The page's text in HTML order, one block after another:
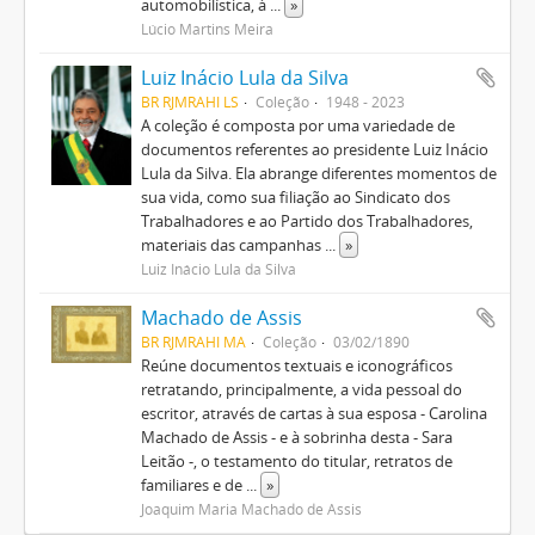
automobilística, à ... »
Lúcio Martins Meira
Luiz Inácio Lula da Silva
BR RJMRAHI LS Coleção 1948 - 2023
A coleção é composta por uma variedade de
documentos referentes ao presidente Luiz Inácio
Lula da Silva. Ela abrange diferentes momentos de
sua vida, como sua filiação ao Sindicato dos
Trabalhadores e ao Partido dos Trabalhadores,
materiais das campanhas ... »
Luiz Inácio Lula da Silva
Machado de Assis
BR RJMRAHI MA Coleção 03/02/1890
Reúne documentos textuais e iconográficos
retratando, principalmente, a vida pessoal do
escritor, através de cartas à sua esposa - Carolina
Machado de Assis - e à sobrinha desta - Sara
Leitão -, o testamento do titular, retratos de
familiares e de ... »
Joaquim Maria Machado de Assis